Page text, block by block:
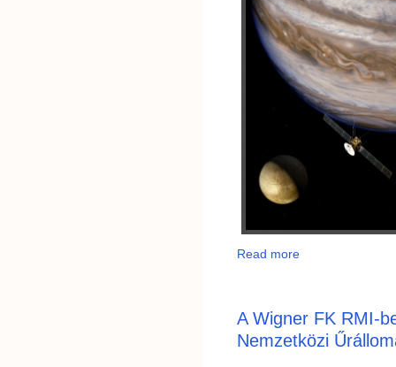
Read more
A Wigner FK RMI-
Nemzetközi